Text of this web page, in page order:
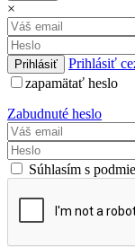
×
Prihlásiť
zapamätať heslo
Zabudnuté heslo
Súhlasím s